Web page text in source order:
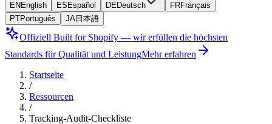
EN English ES Español DEDeutsch FRFrançais
PTPortuguês JA 日本語
Offiziell Built for Shopify — wir erfüllen die höchsten
Standards für Qualität und LeistungMehr erfahren
Startseite
/
Ressourcen
/
Tracking-Audit-Checkliste